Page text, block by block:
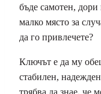
бъде самотен, дори
малко място за
да го привлечете?
Ключът е да му
стабилен,